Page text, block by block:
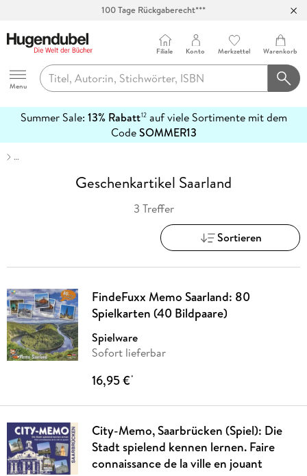
100 Tage Rückgaberecht***
Hugendubel
Menu
Filiale Konto Merkzettel Warenkorb
Summer Sale: 13% Rabatt12auf viele Sortimente mit dem
CodeSOMMER13
erfahren
…
Geschenkartikel Saarland
3 Treffer
Sortieren
FindeFuxx Memo Saarland: 80
Spielkarten (40 Bildpaare)
Spielware
Sofort lieferbar
16,95 €*
City-Memo, Saarbrücken (Spiel): Die
Stadt spielend kennen lernen. Faire
connaissance de la ville en jouant